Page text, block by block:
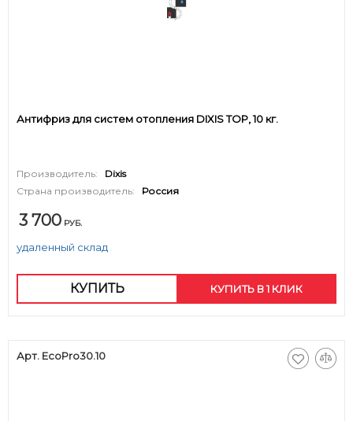
Антифриз для систем отопления DIXIS TOP, 10 кг.
Производитель:
Dixis
Страна производитель:
Россия
3 700 РУБ.
удаленный склад
КУПИТЬ КУПИТЬ В 1 КЛИК
Арт. EcoPro30.10